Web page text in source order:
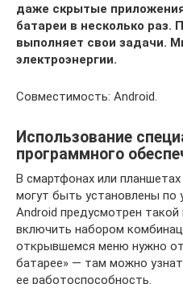
даже скрытые
батареи в несколько
выполняет свои задачи.
электроэнергии.
Совместимость: Android.
Использование
программного
В смартфонах или
могут быть установлены по
Android предусмотрен
включить набором
открывшемся меню нужно
батарее» — там можно
ее работоспособность.